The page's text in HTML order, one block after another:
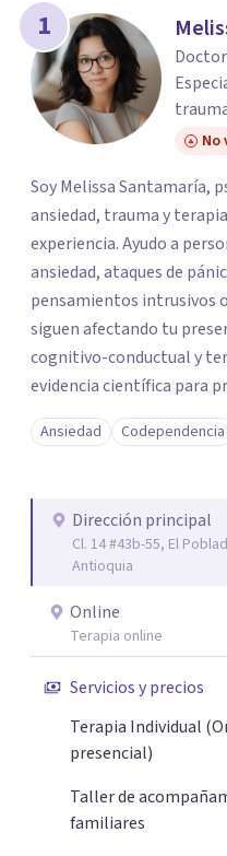
los profesionales que
necesidades.
1
No
Soy Melissa Santamaría,
ansiedad, trauma y
experiencia. Ayudo a
ansiedad, ataques de
pensamientos intrusivos
siguen afectando tu
cognitivo-conductual y
evidencia científica para
duraderos. Atiendo
familias de forma
Ansiedad Codependencia
Dirección principal
Cl. 14 #43b-55, El
Antioquia
Online
Terapia online
Servicios y precios
Terapia Individual
presencial)
Taller de
familiares